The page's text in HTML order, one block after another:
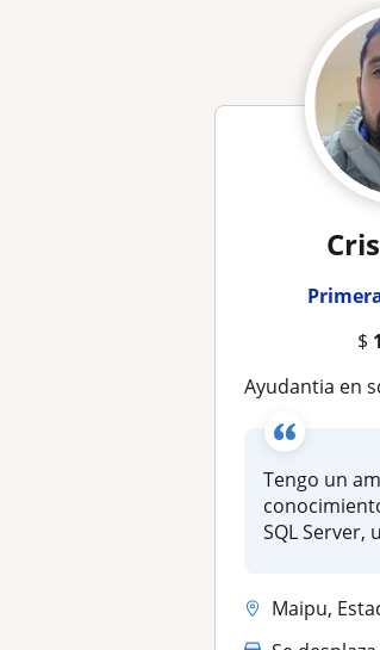
$
Ayudantia en sql
Tengo un
SQL Server,
Maipu, Estacion